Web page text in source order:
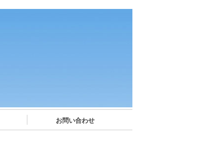
お問い合わせ